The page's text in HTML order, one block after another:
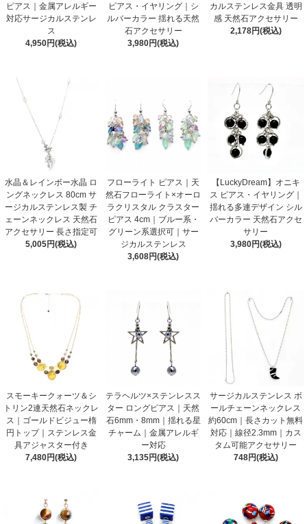
ピアス｜金属アレルギー
対応サージカルステンレ
ス
4,950円(税込)
ピアス・イヤリング｜シ
ルバーカラー 揺れる天然
石アクセサリー
3,980円(税込)
カルステンレス金具 透明
感 天然石アクセサリー
2,178円(税込)
水晶＆レインボー水晶 ロ
ングネックレス 80cm サ
ージカルステンレス製 チ
ェーンネックレス 天然石
アクセサリー 長さ指定可
5,005円(税込)
フローライト ピアス｜天
然石フローライト×オーロ
ラクリスタル クラスター
ピアス 4cm｜ブルー系・
グリーン系選択可｜サー
ジカルステンレス
3,608円(税込)
【LuckyDream】オニキ
ス ピアス・イヤリング｜
揺れる多連デザイン シル
バーカラー 天然石アクセ
サリー
3,980円(税込)
スモーキークォーツ＆シ
トリン2連天然石ネックレ
ス｜ゴールドビジュー楕
円トップ｜ステンレス金
具アジャスター付き
7,480円(税込)
テラヘルツ×ステンレスス
ター ロングピアス｜天然
石6mm・8mm｜揺れる星
チャーム｜金属アレルギ
ー対応
3,135円(税込)
サージカルステンレス ボ
ールチェーンネックレス
約60cm｜長さカット無料
対応｜線径2.3mm｜カス
タム可能アクセサリー
748円(税込)